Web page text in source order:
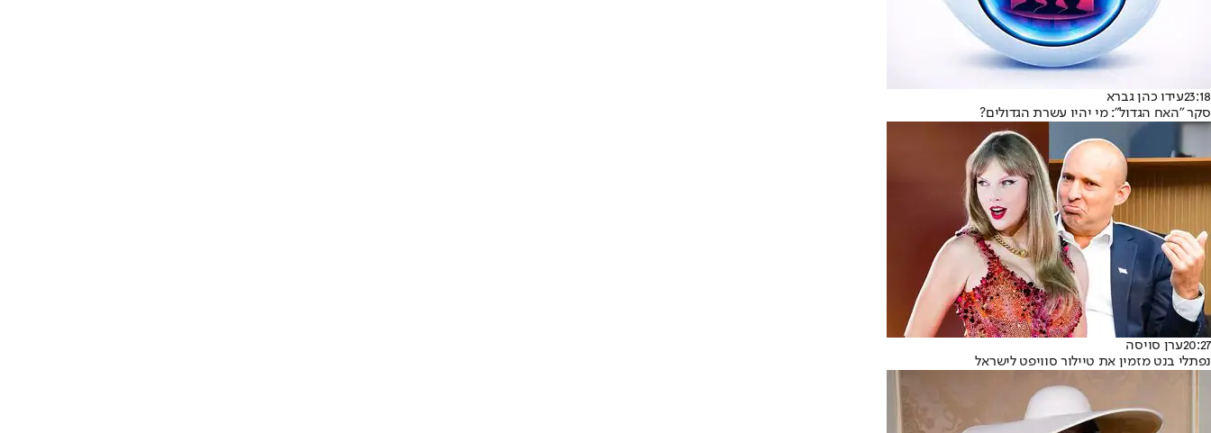
23:18עידו כהן גברא
סקר "האח הגדול": מי יהיו עשרת הגדולים?
20:27ערן סויסה
נפתלי בנט מזמין את טיילור סוויפט לישראל